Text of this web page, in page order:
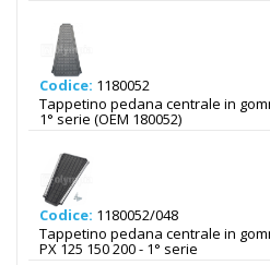
Codice: 1180052
Tappetino pedana centrale in
1° serie (OEM 180052)
Codice: 1180052/048
Tappetino pedana centrale in
PX 125 150 200 - 1° serie